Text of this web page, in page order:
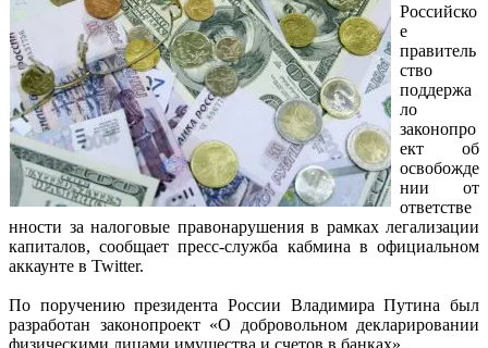
Российско
е
правитель
ство
поддержа
ло
законопро
ект об
освобожде
нии от
ответстве
нности за налоговые правонарушения в рамках легализации
капиталов, сообщает пресс-служба кабмина в официальном
аккаунте в Twitter.
По поручению президента России Владимира Путина был
разработан законопроект «О добровольном декларировании
физическими лицами имущества и счетов в банках».